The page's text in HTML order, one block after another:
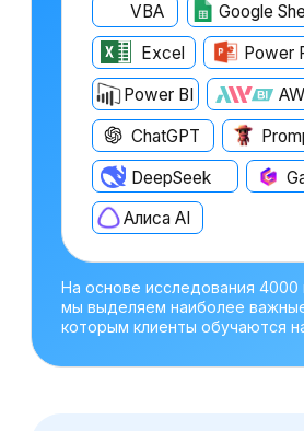
Оставьте заявку
на консультацию
Получите бесплатный урок по
прогнозированию и анализу трех форм
отчетности